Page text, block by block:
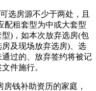
房源不少于两处，且
配租套型为中或大套型
)，如本次放弃选房(包
及现场放弃选房)、选
过的、放弃签约将被记
件施行。
钱补助资历的家庭，